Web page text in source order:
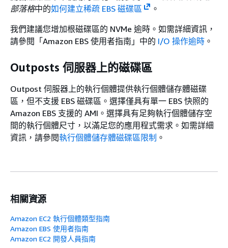
部落格中的如何建立稀疏 EBS 磁碟區
。
我們建議您增加根磁碟區的 NVMe 逾時。如需詳細資訊，
請參閱「Amazon EBS 使用者指南」 中的 I/O 操作逾時 。
Outposts 伺服器上的磁碟區
Outpost 伺服器上的執行個體提供執行個體儲存體磁碟
區，但不支援 EBS 磁碟區。選擇僅具有單一 EBS 快照的
Amazon EBS 支援的 AMI。選擇具有足夠執行個體儲存空
間的執行個體尺寸，以滿足您的應用程式需求。如需詳細
資訊，請參閱執行個體儲存體磁碟區限制 。
相關資源
Amazon EC2 執行個體類型指南
Amazon EBS 使用者指南
Amazon EC2 開發人員指南